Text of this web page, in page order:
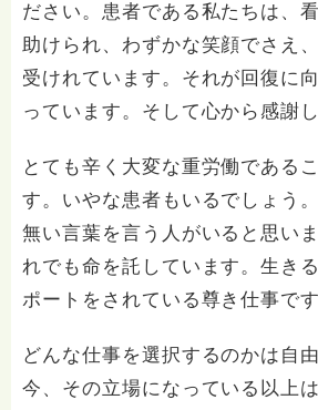
ださい。患者である私たちは、
助けられ、わずかな笑顔でさえ
受けれています。それが回復に
っています。そして心から感謝
とても辛く大変な重労働である
す。いやな患者もいるでしょう
無い言葉を言う人がいると思い
れでも命を託しています。生き
ポートをされている尊き仕事です
どんな仕事を選択するのかは自
今、その立場になっている以上